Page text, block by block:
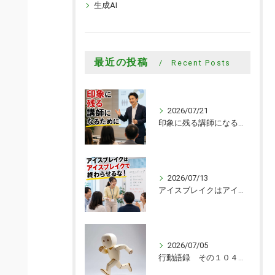
生成AI
最近の投稿 Recent Posts
2026/07/21
印象に残る講師になるために
2026/07/13
アイスブレイクはアイスブレイクで終わらせるな！
2026/07/05
行動語録 その１０４０ 行動あるのみ！